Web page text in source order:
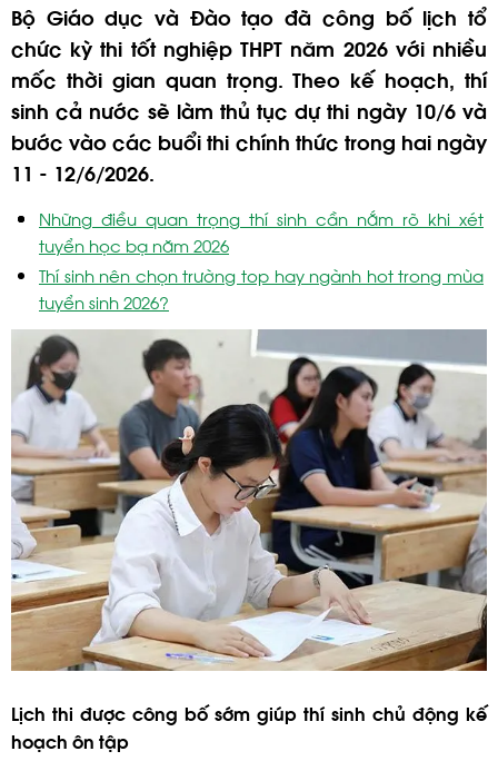
Bộ Giáo dục và Đào tạo đã công bố lịch tổ
chức kỳ thi tốt nghiệp THPT năm 2026 với nhiều
mốc thời gian quan trọng. Theo kế hoạch, thí
sinh cả nước sẽ làm thủ tục dự thi ngày 10/6 và
bước vào các buổi thi chính thức trong hai ngày
11 - 12/6/2026.
Những điều quan trọng thí sinh cần nắm rõ khi xét
tuyển học bạ năm 2026
Thí sinh nên chọn trường top hay ngành hot trong mùa
tuyển sinh 2026?
Lịch thi được công bố sớm giúp thí sinh chủ động kế
hoạch ôn tập